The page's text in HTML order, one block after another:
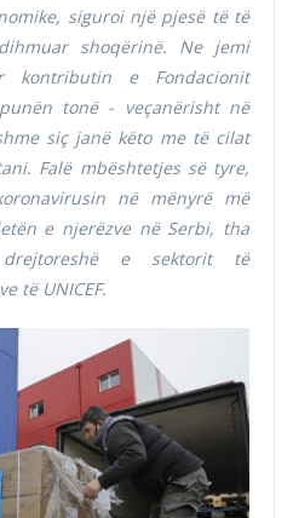
siguroi një pjesë të të
shoqërinë. Ne jemi
kontributin e Fondacionit
tonë - veçanërisht në
siç janë këtome të cilat
Falë mbështetjes së tyre,
në mënyrë më
e njerëzve në Serbi, tha
e sektorit të
të UNICEF.